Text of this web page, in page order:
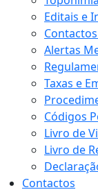
Editais e
Alertas
Taxas e
Códigos
Livro de
Livro de
Contactos